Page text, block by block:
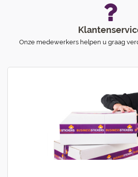
Onze medewerkers helpen u graag